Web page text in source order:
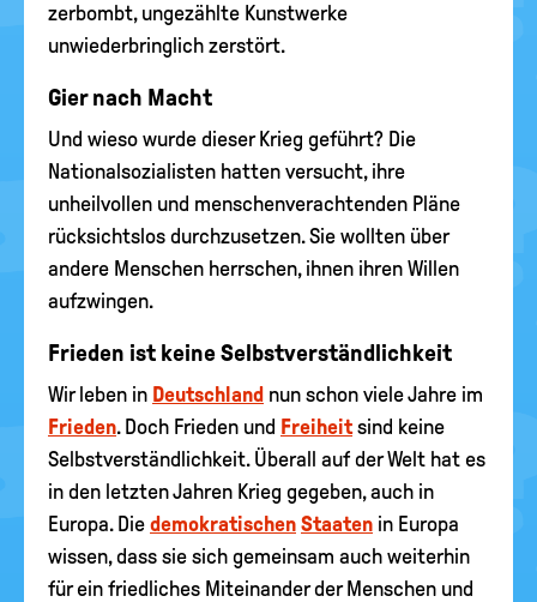
zerbombt, ungezählte Kunstwerke
unwiederbringlich zerstört.
Gier nach Macht
Und wieso wurde dieser Krieg geführt? Die
Nationalsozialisten hatten versucht, ihre
unheilvollen und menschenverachtenden Pläne
rücksichtslos durchzusetzen. Sie wollten über
andere Menschen herrschen, ihnen ihren Willen
aufzwingen.
Frieden ist keine Selbstverständlichkeit
Wir leben in Deutschland nun schon viele Jahre im
Frieden. Doch Frieden und Freiheitsind keine
Selbstverständlichkeit. Überall auf der Welt hat es
in den letzten Jahren Krieg gegeben, auch in
Europa. Die demokratischen Staaten in Europa
wissen, dass sie sich gemeinsam auch weiterhin
für ein friedliches Miteinander der Menschen und